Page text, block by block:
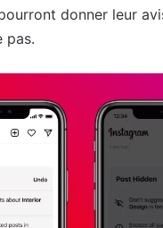
donner leur
pas.